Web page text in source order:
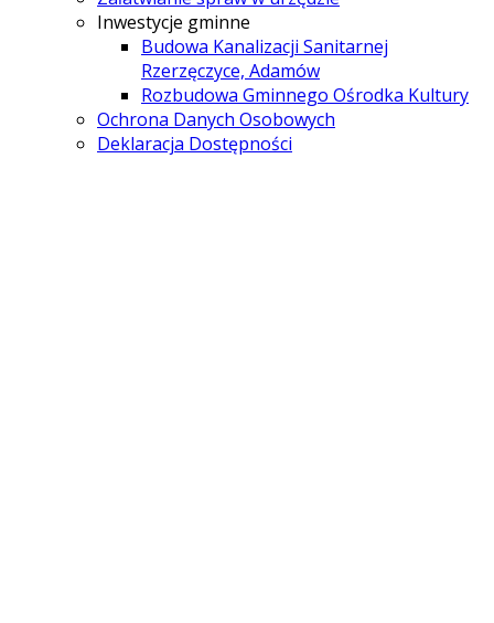
Inwestycje gminne
Budowa Kanalizacji Sanitarnej
Rzerzęczyce, Adamów
Rozbudowa Gminnego Ośrodka Kultury
Ochrona Danych Osobowych
Deklaracja Dostępności